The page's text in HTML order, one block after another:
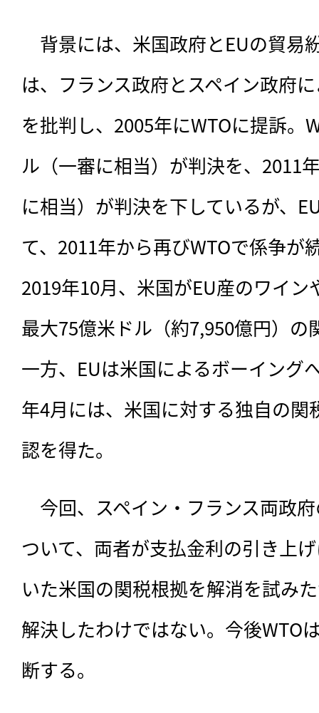
背景には、米国政府とEUの貿易
は、 フランス政府とスペイン政府
を批判し、2005年にWTOに提訴。
ル（一審に相当）が判決を、2011
に相当）が判決を下しているが、
て、2011年から再びWTOで係争が
2019年10月、米国がEU産のワイ
最大75億米ドル（約7,950億円）
一方、EUは米国によるボーイング
年4月には、米国に対する独自の関
認を得た。
今回、スペイン・フランス両政
ついて、両者が支払金利の引き上
いた米国の関税根拠を解消を試み
解決したわけではない。今後WTO
断する。